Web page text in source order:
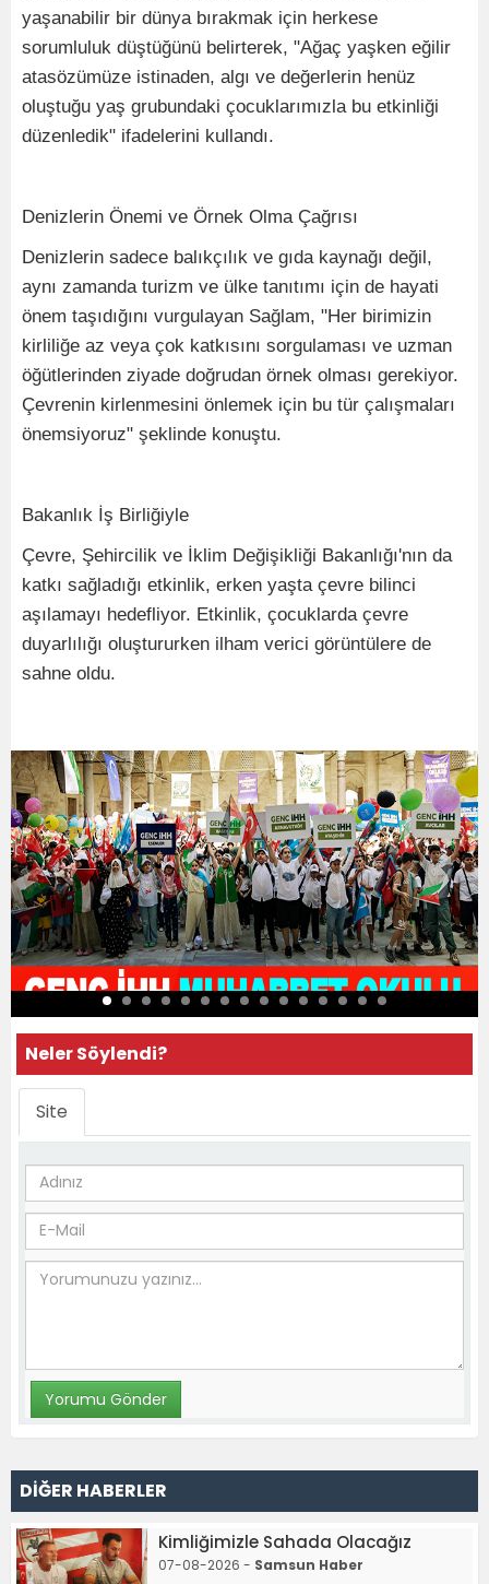
yaşanabilir bir dünya bırakmak için herkese
sorumluluk düştüğünü belirterek, "Ağaç yaşken eğilir
atasözümüze istinaden, algı ve değerlerin henüz
oluştuğu yaş grubundaki çocuklarımızla bu etkinliği
düzenledik" ifadelerini kullandı.
Denizlerin Önemi ve Örnek Olma Çağrısı
Denizlerin sadece balıkçılık ve gıda kaynağı değil,
aynı zamanda turizm ve ülke tanıtımı için de hayati
önem taşıdığını vurgulayan Sağlam, "Her birimizin
kirliliğe az veya çok katkısını sorgulaması ve uzman
öğütlerinden ziyade doğrudan örnek olması gerekiyor.
Çevrenin kirlenmesini önlemek için bu tür çalışmaları
önemsiyoruz" şeklinde konuştu.
Bakanlık İş Birliğiyle
Çevre, Şehircilik ve İklim Değişikliği Bakanlığı'nın da
katkı sağladığı etkinlik, erken yaşta çevre bilinci
aşılamayı hedefliyor. Etkinlik, çocuklarda çevre
duyarlılığı oluştururken ilham verici görüntülere de
sahne oldu.
Neler Söylendi?
Site
DİĞER HABERLER
Kimliğimizle Sahada Olacağız
07-08-2026 - Samsun Haber